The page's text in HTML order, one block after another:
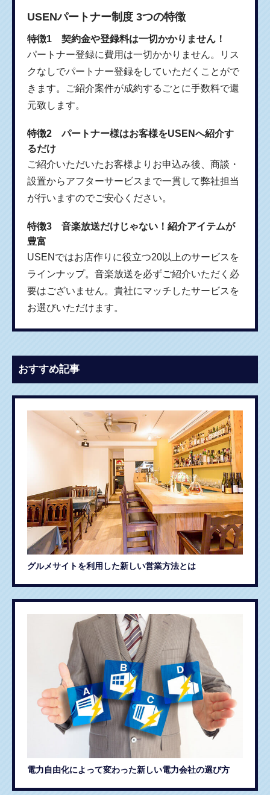
USENパートナー制度 3つの特徴
特徴1 契約金や登録料は一切かかりません！
パートナー登録に費用は一切かかりません。リス
クなしでパートナー登録をしていただくことがで
きます。ご紹介案件が成約するごとに手数料で還
元致します。
特徴2 パートナー様はお客様をUSENへ紹介す
るだけ
ご紹介いただいたお客様よりお申込み後、商談・
設置からアフターサービスまで一貫して弊社担当
が行いますのでご安心ください。
特徴3 音楽放送だけじゃない！紹介アイテムが
豊富
USENではお店作りに役立つ20以上のサービスを
ラインナップ。音楽放送を必ずご紹介いただく必
要はございません。貴社にマッチしたサービスを
お選びいただけます。
おすすめ記事
グルメサイトを利用した新しい営業方法とは
電力自由化によって変わった新しい電力会社の選び方